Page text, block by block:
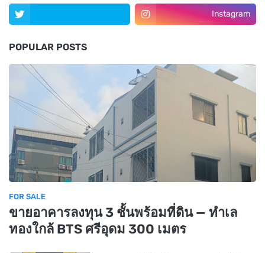
Instagram
POPULAR POSTS
FOR SALE
ขายอาคารลงทุน 3 ชั้นพร้อมที่ดิน — ทำเล
ทองใกล้ BTS ศรีอุดม 300 เมตร